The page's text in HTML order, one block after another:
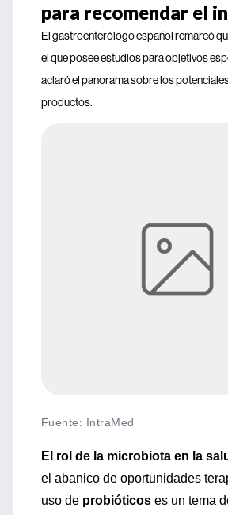
para recomendar el
El gastroenterólogo español remarcó
el que posee estudios para objetivos
aclaró el panorama sobre los
productos.
Fuente: IntraMed
El rol de la microbiota en la
el abanico de oportunidades
uso de probióticos es un tema